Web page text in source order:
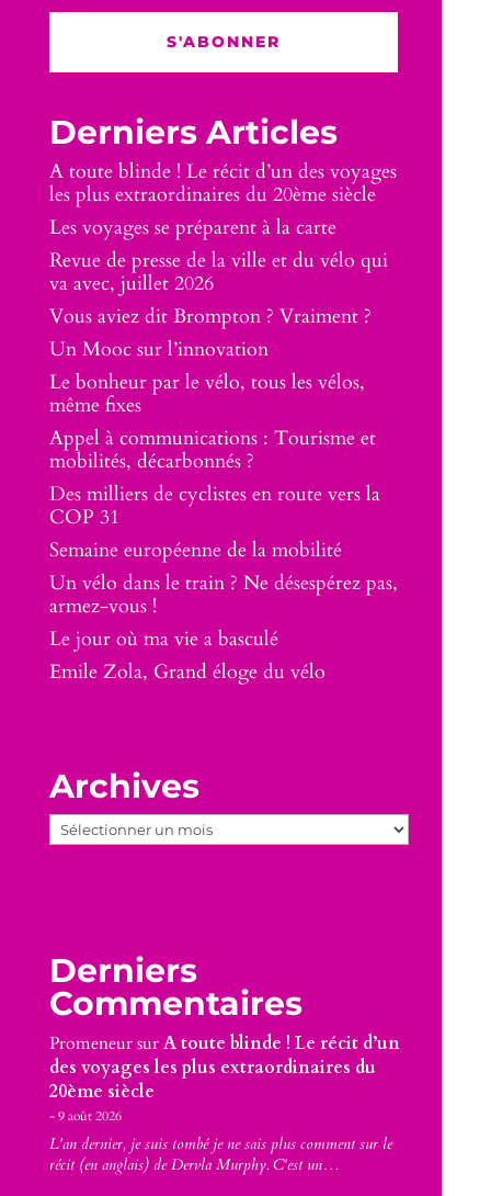
S'ABONNER
Derniers Articles
A toute blinde ! Le récit d’un des voyages
les plus extraordinaires du 20ème siècle
Les voyages se préparent à la carte
Revue de presse de la ville et du vélo qui
va avec, juillet 2026
Vous aviez dit Brompton ? Vraiment ?
Un Mooc sur l’innovation
Le bonheur par le vélo, tous les vélos,
même fixes
Appel à communications : Tourisme et
mobilités, décarbonnés ?
Des milliers de cyclistes en route vers la
COP 31
Semaine européenne de la mobilité
Un vélo dans le train ? Ne désespérez pas,
armez-vous !
Le jour où ma vie a basculé
Emile Zola, Grand éloge du vélo
Archives
Archives
Derniers
Commentaires
PromeneursurA toute blinde ! Le récit d’un
des voyages les plus extraordinaires du
20ème siècle
9 août 2026
L'an dernier, je suis tombé je ne sais plus comment sur le
récit (en anglais) de Dervla Murphy. C'est un…